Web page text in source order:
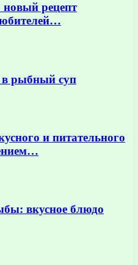
рецепт
в рыбный суп
и питательного
вкусное блюдо